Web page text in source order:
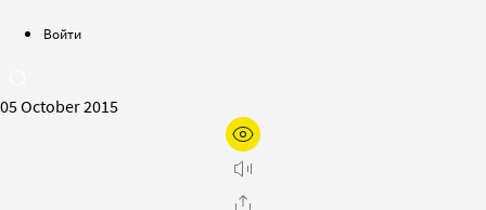
Войти
05 October 2015